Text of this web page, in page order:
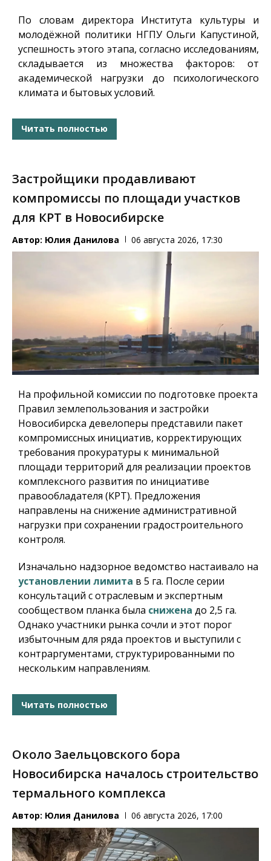
По словам директора Института культуры и
молодёжной политики НГПУ Ольги Капустиной,
успешность этого этапа, согласно исследованиям,
складывается из множества факторов: от
академической нагрузки до психологического
климата и бытовых условий.
Читать полностью
Застройщики продавливают
компромиссы по площади участков
для КРТ в Новосибирске
Автор: Юлия Данилова 06 августа 2026, 17:30
На профильной комиссии по подготовке проекта
Правил землепользования и застройки
Новосибирска девелоперы представили пакет
компромиссных инициатив, корректирующих
требования прокуратуры к минимальной
площади территорий для реализации проектов
комплексного развития по инициативе
правообладателя (КРТ). Предложения
направлены на снижение административной
нагрузки при сохранении градостроительного
контроля.
Изначально надзорное ведомство настаивало на
установлении лимита в 5 га. После серии
консультаций с отраслевым и экспертным
сообществом планка была снижена до 2,5 га.
Однако участники рынка сочли и этот порог
избыточным для ряда проектов и выступили с
контраргументами, структурированными по
нескольким направлениям.
Читать полностью
Около Заельцовского бора
Новосибирска началось строительство
термального комплекса
Автор: Юлия Данилова 06 августа 2026, 17:00